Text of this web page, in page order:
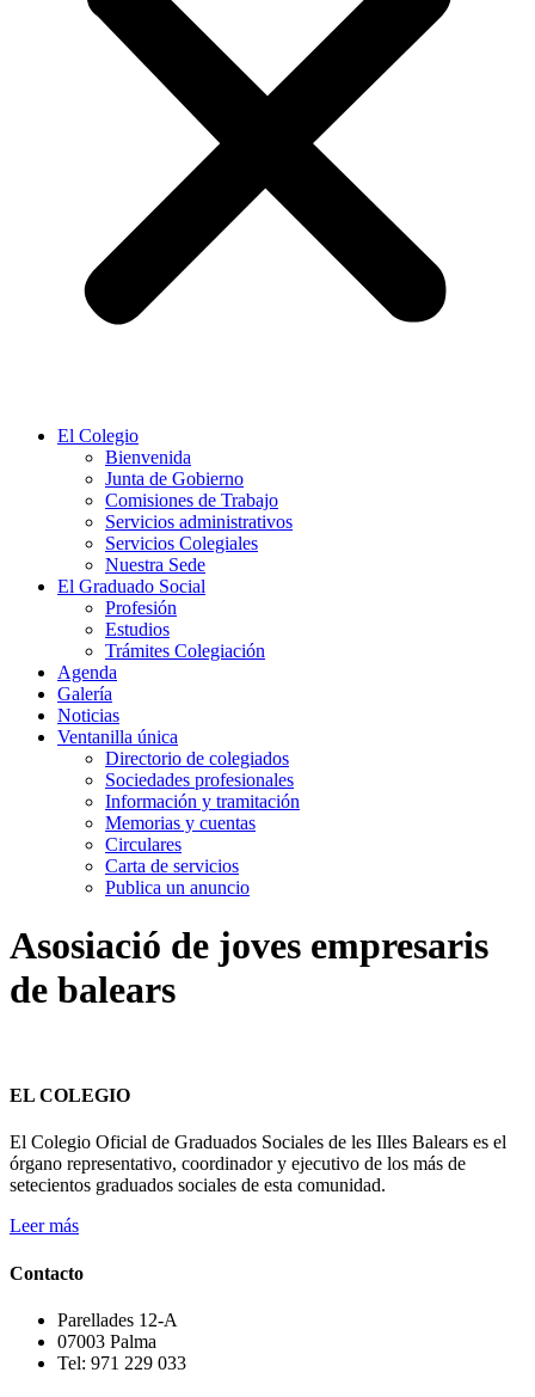
El Colegio
Bienvenida
Junta de Gobierno
Comisiones de Trabajo
Servicios administrativos
Servicios Colegiales
Nuestra Sede
El Graduado Social
Profesión
Estudios
Trámites Colegiación
Agenda
Galería
Noticias
Ventanilla única
Directorio de colegiados
Sociedades profesionales
Información y tramitación
Memorias y cuentas
Circulares
Carta de servicios
Publica un anuncio
Asosiació de joves empresaris
de balears
EL COLEGIO
El Colegio Oficial de Graduados Sociales de les Illes Balears es el
órgano representativo, coordinador y ejecutivo de los más de
setecientos graduados sociales de esta comunidad.
Leer más
Contacto
Parellades 12-A
07003 Palma
Tel: 971 229 033